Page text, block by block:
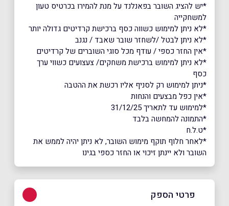
*יש להציג השובר בפאנלנד על מנת להמירו בכרטיס טעון
למשחקייה
*לא ניתן למימוש כשווה כסף ברכישת קרדיטים גדולה יותר
*לא ניתן לבטל /לשחזר שובר שאבד / נגנב
*אין החזר כספי / עודף מכל סוגי השוברים של קרדיטים
*לא ניתן למימוש ברכישת משחקים/ צעצועים כשווי ערך
כסף
*ניתן למימוש רק לסניף אליו רכשת את ההטבה
*אין כפל מבצעים והנחות
*למימוש עד לתאריך 31/12/25
*התמונה להמחשה בלבד
*ט.ל.ח
*לאחר חלוף תוקף מימוש השובר, לא ניתן יהיה לממש את
השובר ולא יינתן זיכוי או החזר כספי בגינו
פרטי הספק